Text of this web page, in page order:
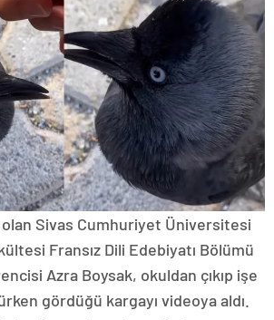
olan Sivas Cumhuriyet Üniversitesi
Fransız Dili Edebiyatı Bölümü
Azra Boysak, okuldan çıkıp işe
gördüğü kargayı videoya aldı.